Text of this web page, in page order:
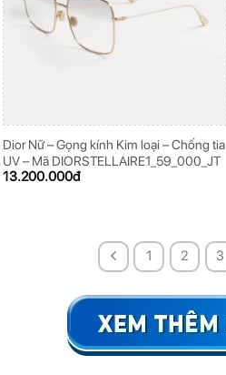
Dior Nữ – Gọng kính Kim loại – Chống tia
UV – Mã DIORSTELLAIRE1_59_000_JT
13.200.000đ
1 2 3